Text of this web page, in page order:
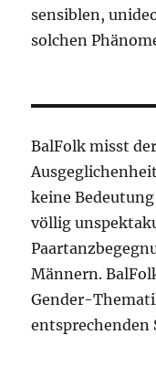
sensiblen,
solchen
BalFolk misst
keine
völlig
Männern.
Gender-